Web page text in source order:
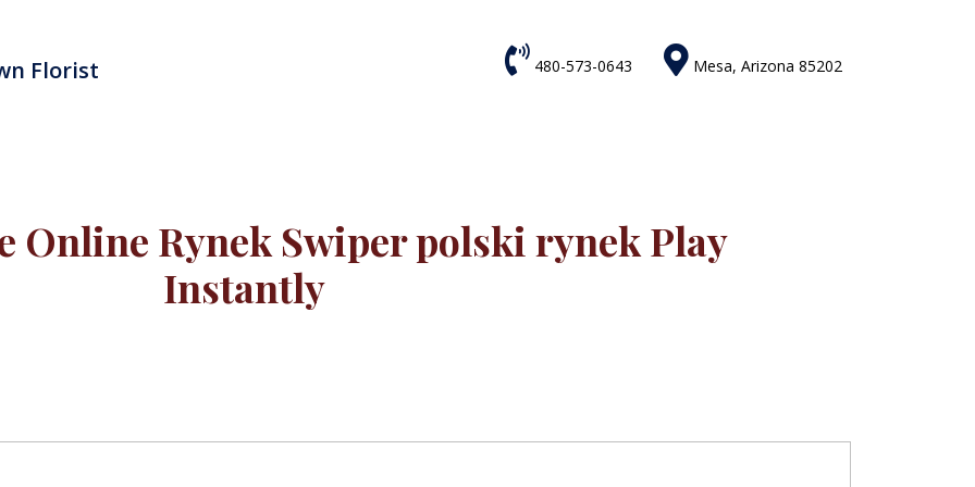
Florist  480-573-0643  Mesa, Arizona 85202
Online Rynek Swiper polski rynek Play
Instantly